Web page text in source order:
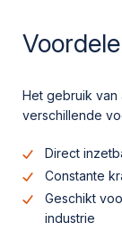
Het gebruik
verschillende
Direct
Constante
Geschikt
industrie